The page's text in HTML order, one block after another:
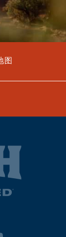
图